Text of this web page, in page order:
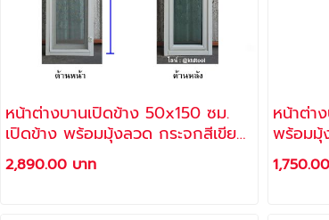
หน้าต่างบานเปิดข้าง 50x150 ซม.
เปิดข้าง พร้อมมุ้งลวด กระจกสีเขียว
ใสตัดแสง เฟรมอลูมิเนียม สีอบขาว
(แถม สกรู + พุ๊กพลาสติก สำหรับติด
2,890.00 บาท
หน้าต่า
พร้อมมุ้
พลาสติ